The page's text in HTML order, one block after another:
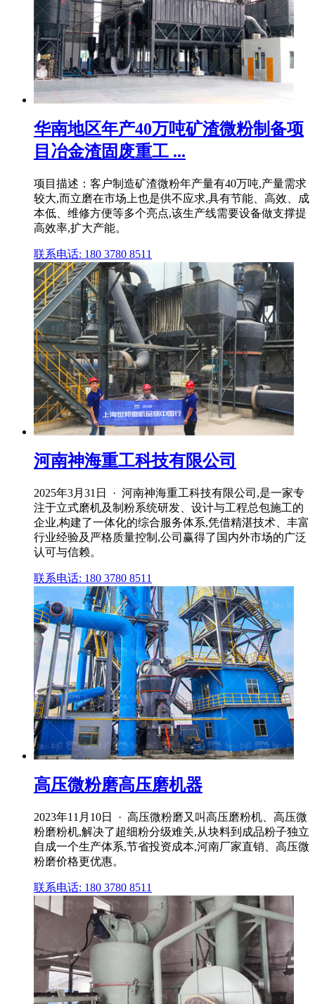
华南地区年产40万吨矿渣微粉制备项
目冶金渣固废重工 ...
项目描述：客户制造矿渣微粉年产量有40万吨,产量需求
较大,而立磨在市场上也是供不应求,具有节能、高效、成
本低、维修方便等多个亮点,该生产线需要设备做支撑提
高效率,扩大产能。
联系电话: 180 3780 8511
河南神海重工科技有限公司
2025年3月31日 · 河南神海重工科技有限公司,是一家专
注于立式磨机及制粉系统研发、设计与工程总包施工的
企业,构建了一体化的综合服务体系,凭借精湛技术、丰富
行业经验及严格质量控制,公司赢得了国内外市场的广泛
认可与信赖。
联系电话: 180 3780 8511
高压微粉磨高压磨机器
2023年11月10日 · 高压微粉磨又叫高压磨粉机、高压微
粉磨粉机,解决了超细粉分级难关,从块料到成品粉子独立
自成一个生产体系,节省投资成本,河南厂家直销、高压微
粉磨价格更优惠。
联系电话: 180 3780 8511